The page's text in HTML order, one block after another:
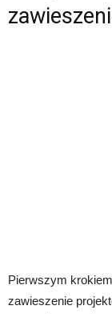
Pierwszym
zawieszenie